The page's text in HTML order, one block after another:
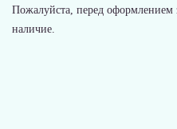
Пожалуйста, перед оформлением
наличие.